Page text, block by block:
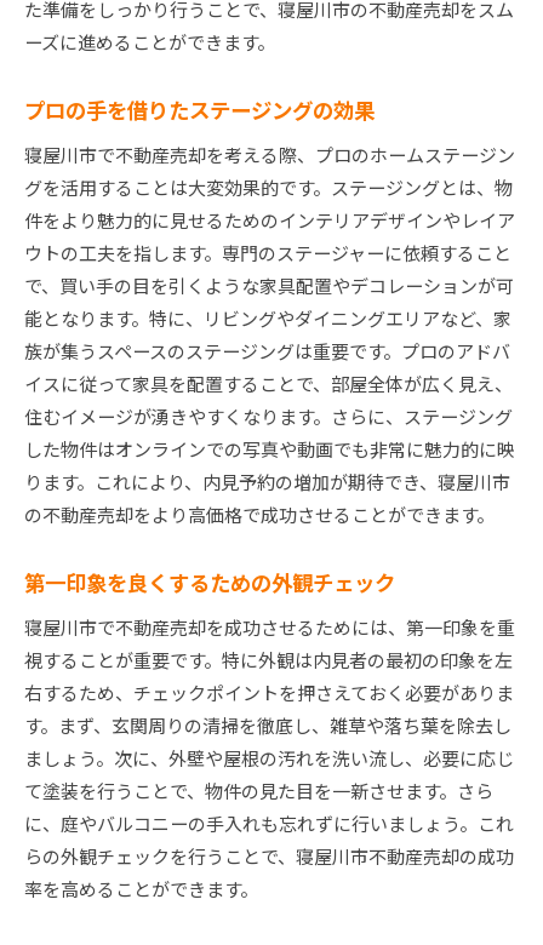
た準備をしっかり行うことで、寝屋川市の不動産売却をスム
ーズに進めることができます。
プロの手を借りたステージングの効果
寝屋川市で不動産売却を考える際、プロのホームステージン
グを活用することは大変効果的です。ステージングとは、物
件をより魅力的に見せるためのインテリアデザインやレイア
ウトの工夫を指します。専門のステージャーに依頼すること
で、買い手の目を引くような家具配置やデコレーションが可
能となります。特に、リビングやダイニングエリアなど、家
族が集うスペースのステージングは重要です。プロのアドバ
イスに従って家具を配置することで、部屋全体が広く見え、
住むイメージが湧きやすくなります。さらに、ステージング
した物件はオンラインでの写真や動画でも非常に魅力的に映
ります。これにより、内見予約の増加が期待でき、寝屋川市
の不動産売却をより高価格で成功させることができます。
第一印象を良くするための外観チェック
寝屋川市で不動産売却を成功させるためには、第一印象を重
視することが重要です。特に外観は内見者の最初の印象を左
右するため、チェックポイントを押さえておく必要がありま
す。まず、玄関周りの清掃を徹底し、雑草や落ち葉を除去し
ましょう。次に、外壁や屋根の汚れを洗い流し、必要に応じ
て塗装を行うことで、物件の見た目を一新させます。さら
に、庭やバルコニーの手入れも忘れずに行いましょう。これ
らの外観チェックを行うことで、寝屋川市不動産売却の成功
率を高めることができます。